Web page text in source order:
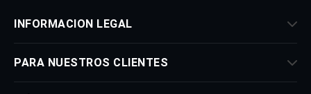
INFORMACION LEGAL
PARA NUESTROS CLIENTES